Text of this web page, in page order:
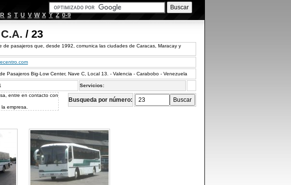
R S T U V W X Y Z 0-9
/ 23
de pasajeros que, desde 1992, comunica las ciudades de Caracas, Maracay y
Pasajeros Big-Low Center, Nave C, Local 13. - Valencia - Carabobo - Venezuela
Servicios:
entre en contacto con
empresa.
Busqueda por número: